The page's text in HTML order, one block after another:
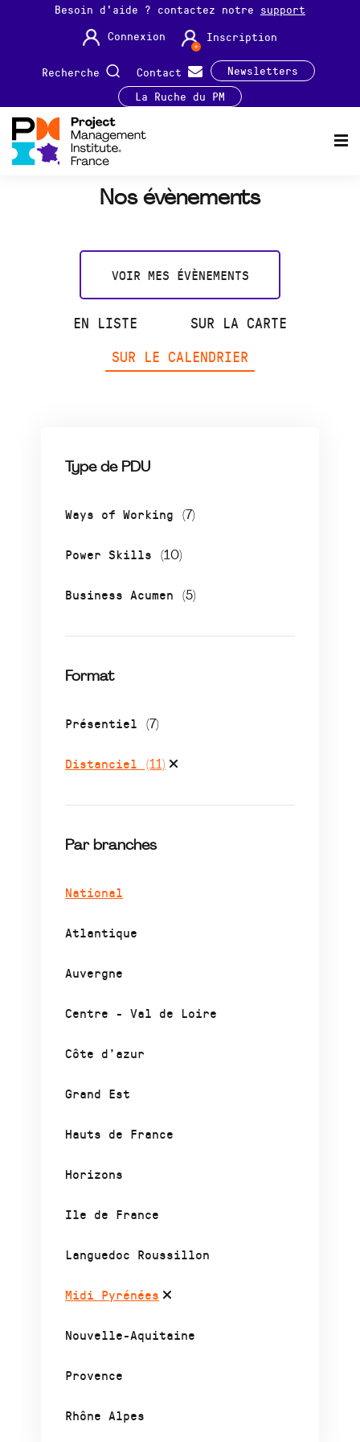
Besoin d'aide ? contactez notre support
Connexion
Inscription
Recherche Contact
Newsletters
La Ruche du PM
Nos évènements
VOIR MES ÉVÈNEMENTS
EN LISTE
SUR LA CARTE
SUR LE CALENDRIER
Type de PDU
Ways of Working (7)
Power Skills (10)
Business Acumen (5)
Format
Présentiel (7)
Distanciel (11)
Par branches
National
Atlantique
Auvergne
Centre - Val de Loire
Côte d’azur
Grand Est
Hauts de France
Horizons
Ile de France
Languedoc Roussillon
Midi Pyrénées
Nouvelle-Aquitaine
Provence
Rhône Alpes